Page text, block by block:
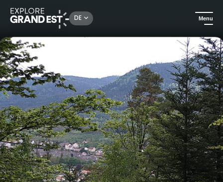
DE Menu
Sehenswertes in der Region Grand Est Burgen und Herzöge von Lothringen